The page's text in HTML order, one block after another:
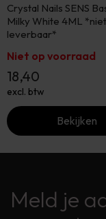
Crystal Nails SENS
Milky White 4ML *niet
leverbaar*
Niet op voorraad
18,40
excl. btw
Bekijken
Meld je